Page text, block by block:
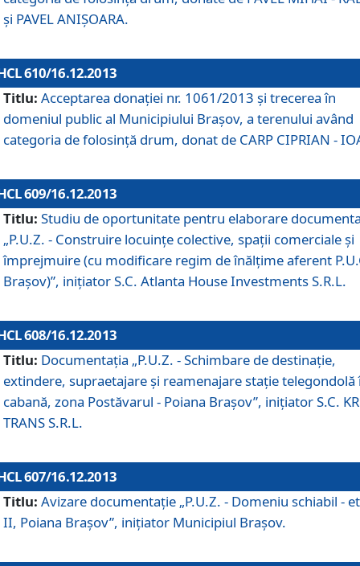
şi PAVEL ANIŞOARA.
610/16.12.2013
Titlu: Acceptarea donaţiei nr. 1061/2013 şi trecerea în
domeniul public al Municipiului Braşov, a terenului având
categoria de folosinţă drum, donat de CARP CIPRIAN -
609/16.12.2013
Titlu: Studiu de oportunitate pentru elaborare
„P.U.Z. - Construire locuinţe colective, spaţii comerciale şi
împrejmuire (cu modificare regim de înălţime aferent
Braşov)”, iniţiator S.C. Atlanta House Investments S.R.L.
608/16.12.2013
Titlu: Documentaţia „P.U.Z. - Schimbare de destinaţie,
extindere, supraetajare şi reamenajare staţie telegondolă
cabană, zona Postăvarul - Poiana Braşov”, iniţiator S.C.
TRANS S.R.L.
607/16.12.2013
Titlu: Avizare documentaţie „P.U.Z. - Domeniu schiabil -
II, Poiana Braşov”, iniţiator Municipiul Braşov.